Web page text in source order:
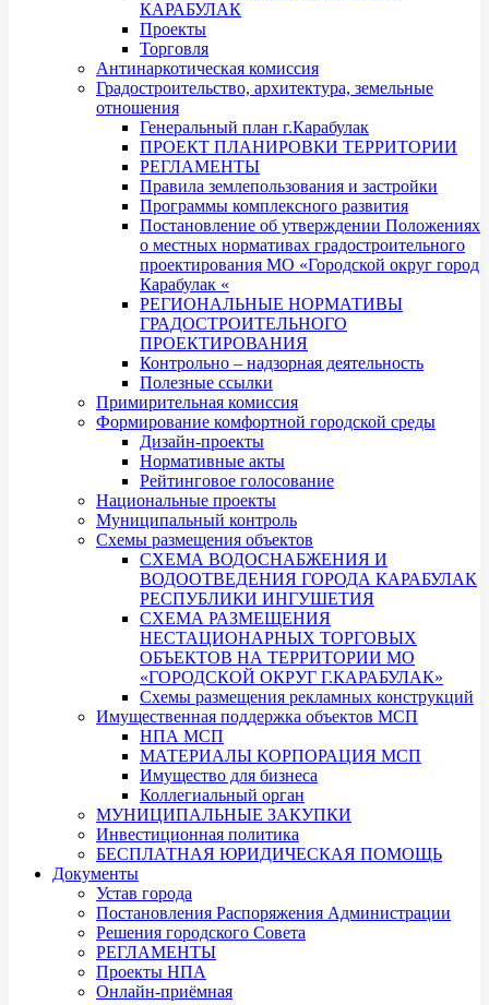
КАРАБУЛАК
Проекты
Торговля
Антинаркотическая комиссия
Градостроительство, архитектура, земельные
отношения
Генеральный план г.Карабулак
ПРОЕКТ ПЛАНИРОВКИ ТЕРРИТОРИИ
РЕГЛАМЕНТЫ
Правила землепользования и застройки
Программы комплексного развития
Постановление об утверждении Положениях
о местных нормативах градостроительного
проектирования МО «Городской округ город
Карабулак «
РЕГИОНАЛЬНЫЕ НОРМАТИВЫ
ГРАДОСТРОИТЕЛЬНОГО
ПРОЕКТИРОВАНИЯ
Контрольно – надзорная деятельность
Полезные ссылки
Примирительная комиссия
Формирование комфортной городской среды
Дизайн-проекты
Нормативные акты
Рейтинговое голосование
Национальные проекты
Муниципальный контроль
Схемы размещения объектов
СХЕМА ВОДОСНАБЖЕНИЯ И
ВОДООТВЕДЕНИЯ ГОРОДА КАРАБУЛАК
РЕСПУБЛИКИ ИНГУШЕТИЯ
СХЕМА РАЗМЕЩЕНИЯ
НЕСТАЦИОНАРНЫХ ТОРГОВЫХ
ОБЪЕКТОВ НА ТЕРРИТОРИИ МО
«ГОРОДСКОЙ ОКРУГ Г.КАРАБУЛАК»
Схемы размещения рекламных конструкций
Имущественная поддержка объектов МСП
НПА МСП
МАТЕРИАЛЫ КОРПОРАЦИЯ МСП
Имущество для бизнеса
Коллегиальный орган
МУНИЦИПАЛЬНЫЕ ЗАКУПКИ
Инвестиционная политика
БЕСПЛАТНАЯ ЮРИДИЧЕСКАЯ ПОМОЩЬ
Документы
Устав города
Постановления Распоряжения Администрации
Решения городского Совета
РЕГЛАМЕНТЫ
Проекты НПА
Онлайн-приёмная